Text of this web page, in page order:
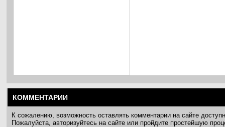
КОММЕНТАРИИ
К сожалению, возможность оставлять комментарии на сайте
Пожалуйста, авторизуйтесь на сайте или пройдите простейшую